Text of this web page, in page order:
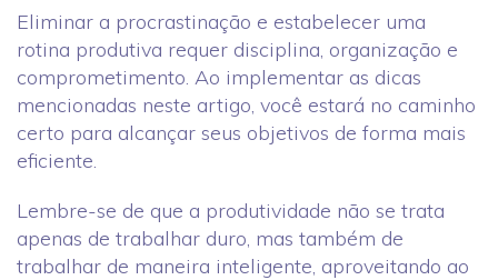
Eliminar a procrastinação e estabelecer uma
rotina produtiva requer disciplina, organização e
comprometimento. Ao implementar as dicas
mencionadas neste artigo, você estará no caminho
certo para alcançar seus objetivos de forma mais
eficiente.
Lembre-se de que a produtividade não se trata
apenas de trabalhar duro, mas também de
trabalhar de maneira inteligente, aproveitando ao